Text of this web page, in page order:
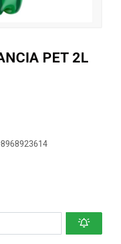
PET 2L